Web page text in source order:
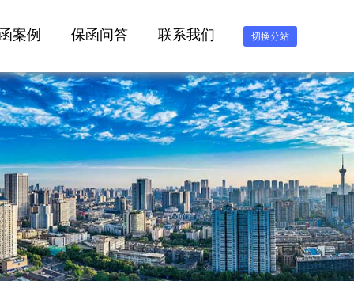
切换分站
案例 保函问答 联系我们